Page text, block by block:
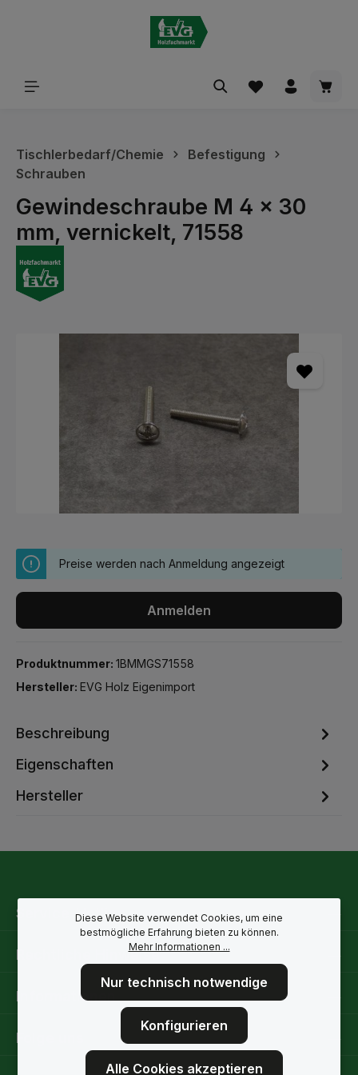
Tischlerbedarf/Chemie
Befestigung
Schrauben
Gewindeschraube M 4 x 30
mm, vernickelt, 71558
Preise werden nach Anmeldung angezeigt
Anmelden
Produktnummer: 1BMMGS71558
Hersteller: EVG Holz Eigenimport
Beschreibung
Eigenschaften
Hersteller
Service-Hotline
Rechtliche Hinweise
Informationen
Folge uns
Diese Website verwendet Cookies, um eine
bestmögliche Erfahrung bieten zu können.
Mehr Informationen ...
Nur technisch notwendige
Konfigurieren
Alle Cookies akzeptieren